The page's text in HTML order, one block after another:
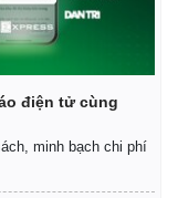
điện tử cùng
minh bạch chi phí